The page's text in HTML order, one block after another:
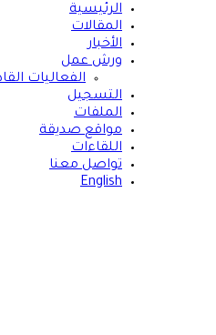
الرئيسية
المقالات
الأخبار
ورش عمل
الفعاليات القادمة
التسجيل
الملفات
مواقع صديقة
اللقاءات
تواصل معنا
English